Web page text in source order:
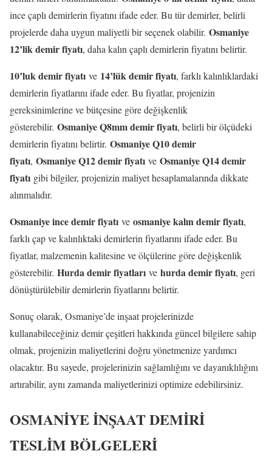
ince çaplı demirlerin fiyatını ifade eder. Bu tür demirler, belirli
projelerde daha uygun maliyetli bir seçenek olabilir. Osmaniye
12’lik demir fiyatı, daha kalın çaplı demirlerin fiyatını belirtir.
10’luk demir fiyatı ve 14’lük demir fiyatı, farklı kalınlıklardaki
demirlerin fiyatlarını ifade eder. Bu fiyatlar, projenizin
gereksinimlerine ve bütçesine göre değişkenlik
gösterebilir. Osmaniye Q8mm demir fiyatı, belirli bir ölçüdeki
demirlerin fiyatını belirtir. Osmaniye Q10 demir
fiyatı, Osmaniye Q12 demir fiyatı ve Osmaniye Q14 demir
fiyatı gibi bilgiler, projenizin maliyet hesaplamalarında dikkate
alınmalıdır.
Osmaniye ince demir fiyatı ve osmaniye kalın demir fiyatı,
farklı çap ve kalınlıktaki demirlerin fiyatlarını ifade eder. Bu
fiyatlar, malzemenin kalitesine ve ölçülerine göre değişkenlik
gösterebilir. Hurda demir fiyatları ve hurda demir fiyatı, geri
dönüştürülebilir demirlerin fiyatlarını belirtir.
Sonuç olarak, Osmaniye’de inşaat projelerinizde
kullanabileceğiniz demir çeşitleri hakkında güncel bilgilere sahip
olmak, projenizin maliyetlerini doğru yönetmenize yardımcı
olacaktır. Bu sayede, projelerinizin sağlamlığını ve dayanıklılığını
artırabilir, aynı zamanda maliyetlerinizi optimize edebilirsiniz.
OSMANİYE İNŞAAT DEMİRİ
TESLİM BÖLGELERİ